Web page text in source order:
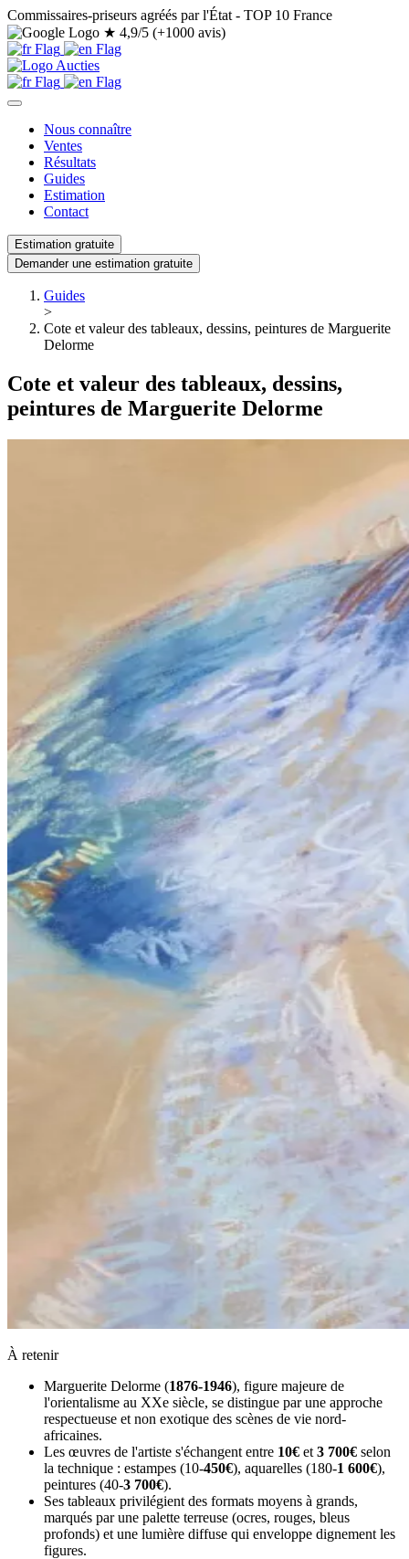
Commissaires-priseurs agréés par l'État - TOP 10 France
★ 4,9/5 (+1000 avis)
Nous connaître
Ventes
Résultats
Guides
Estimation
Contact
Estimation gratuite
Demander une estimation gratuite
Guides
>
Cote et valeur des tableaux, dessins, peintures de Marguerite
Delorme
Cote et valeur des tableaux, dessins,
peintures de Marguerite Delorme
À retenir
Marguerite Delorme (1876-1946), figure majeure de
l'orientalisme au XXe siècle, se distingue par une approche
respectueuse et non exotique des scènes de vie nord-
africaines.
Les œuvres de l'artiste s'échangent entre 10€ et 3 700€ selon
la technique : estampes (10-450€), aquarelles (180-1 600€),
peintures (40-3 700€).
Ses tableaux privilégient des formats moyens à grands,
marqués par une palette terreuse (ocres, rouges, bleus
profonds) et une lumière diffuse qui enveloppe dignement les
figures.